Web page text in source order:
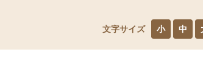
文字サイズ 小 中